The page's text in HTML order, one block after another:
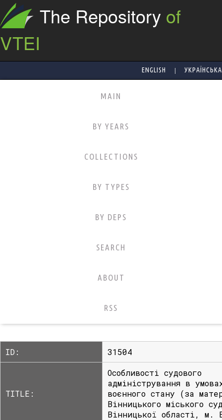
The Repository of
VTEI
ENGLISH | УКРАЇНСЬКА
MAIN
BY YEARS
COLLECTIONS
BY TYPES
BY DEPS
SEARCH
ABOUT
RSS
ID: 31504
TITLE:
Особливості судового
адміністрування в
воєнного стану (за
Вінницького міського
Вінницької області, м.